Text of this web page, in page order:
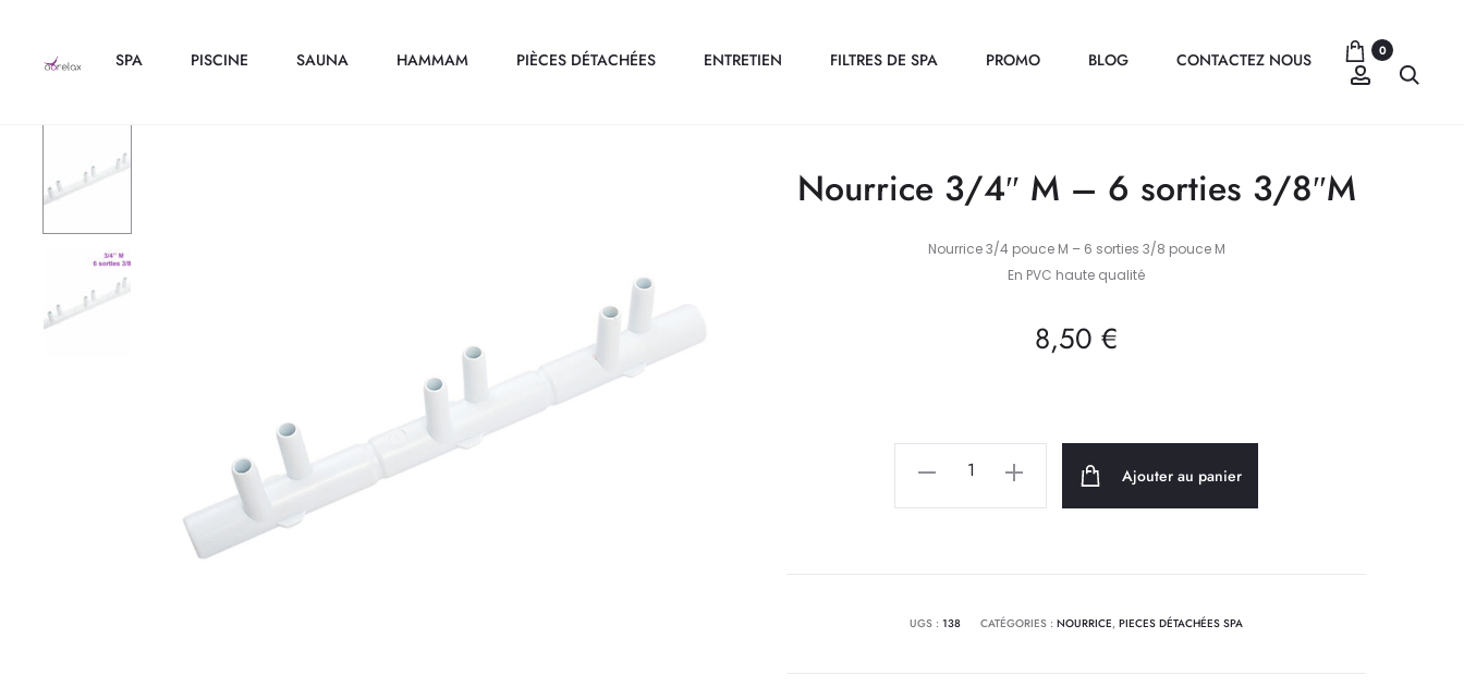
SPA PISCINE SAUNA HAMMAM PIÈCES DÉTACHÉES ENTRETIEN FILTRES DE SPA PROMO BLOG CONTACTEZ NOUS 0
Compte
Nourrice 3/4″ M – 6 sorties 3/8″M
Nourrice 3/4 pouce M – 6 sorties 3/8 pouce M
En PVC haute qualité
8,50 €
quantité
-
Ajouter au panier
UGS : 138 CATÉGORIES : NOURRICE, PIECES DÉTACHÉES SPA